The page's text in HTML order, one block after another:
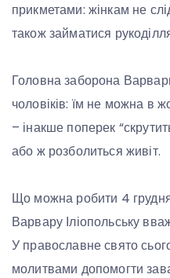
прикметами: жінкам не
також займатися
Головна заборона
чоловіків: їм не можна в
– інакше поперек
або ж розболиться живіт.
Що можна робити 4
Варвару Іліопольську
У православне свято
молитвами допомогти